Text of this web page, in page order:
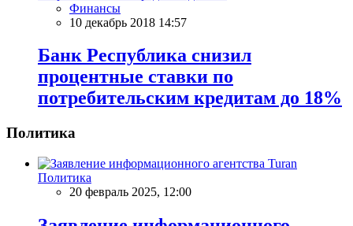
Финансы
10 декабрь 2018 14:57
Банк Республика снизил
процентные ставки по
потребительским кредитам до 18%
Политика
Политика
20 февраль 2025, 12:00